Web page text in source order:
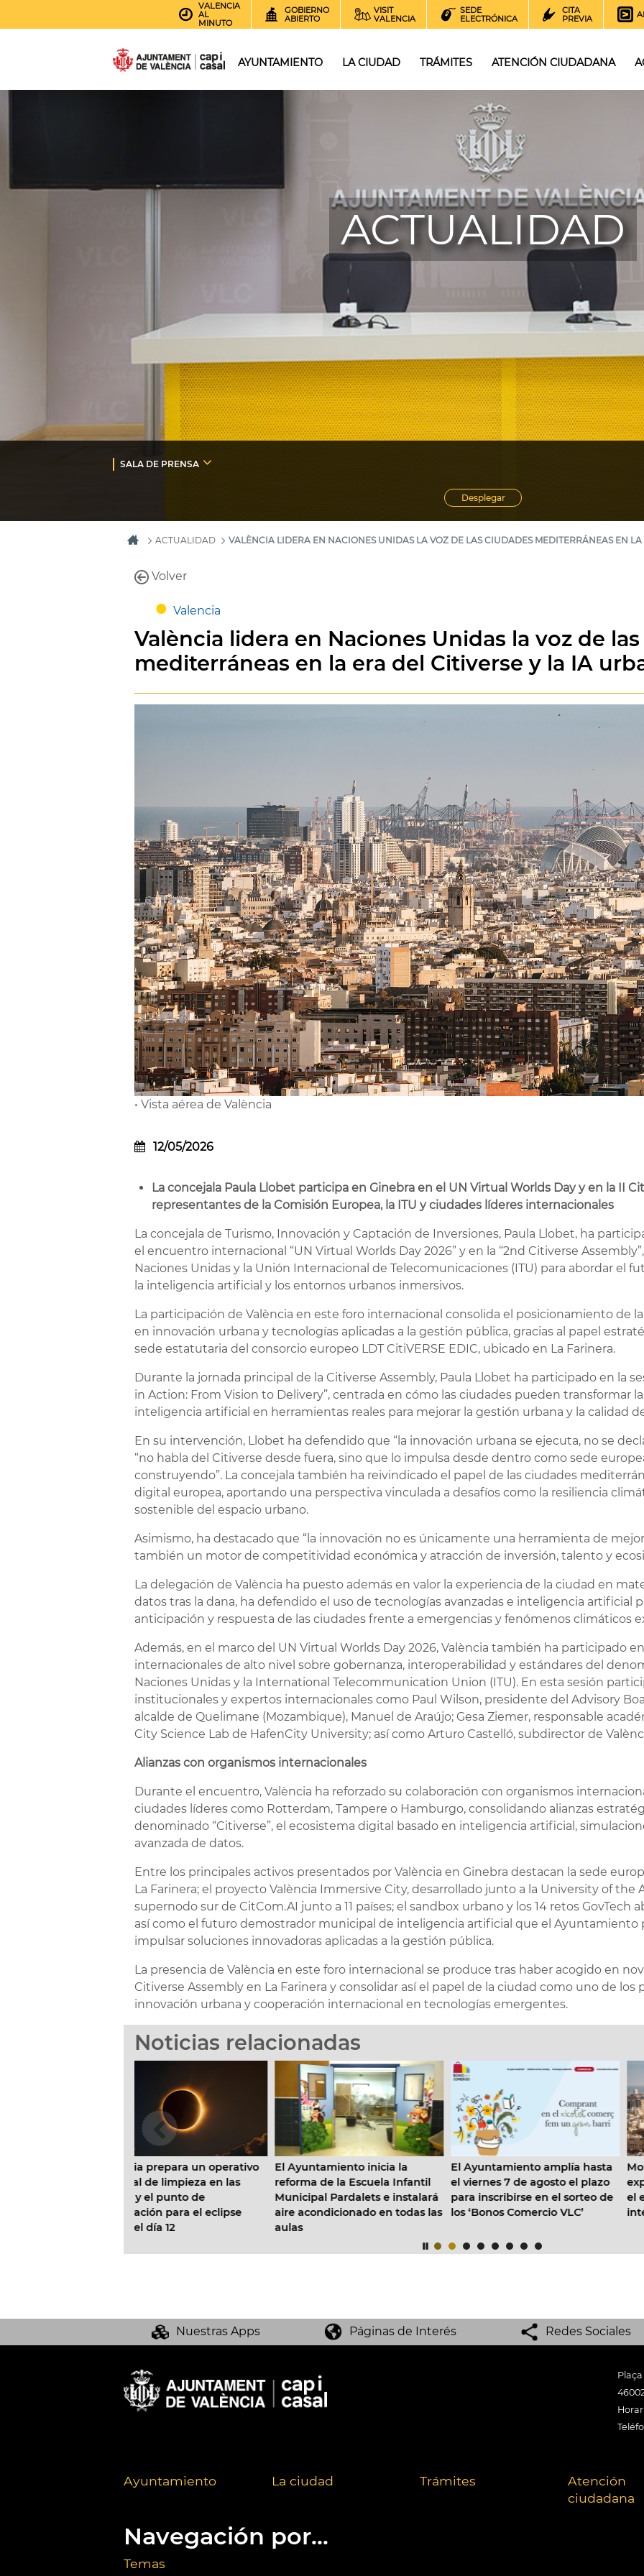
VALENCIA
AL
MINUTO
GOBIERNO
ABIERTO
VISIT
VALENCIA
SEDE
ELECTRÓNICA
CITA
PREVIA
AYUNTAMIENTO LA CIUDAD TRÁMITES ATENCIÓN CIUDADANA
ACTUALIDAD
SALA DE PRENSA
Desplegar
ACTUALIDAD VALÈNCIA LIDERA EN NACIONES UNIDAS LA VOZ DE LAS CIUDADES MEDITERRÁNEAS EN
Volver
Valencia
València lidera en Naciones Unidas la voz de
mediterráneas en la era del Citiverse y la IA
• Vista aérea de València
12/05/2026
La concejala Paula Llobet participa en Ginebra en el UN Virtual Worlds Day y en la II
representantes de la Comisión Europea, la ITU y ciudades líderes internacionales
La concejala de Turismo, Innovación y Captación de Inversiones, Paula Llobet, ha
el encuentro internacional “UN Virtual Worlds Day 2026” y en la “2nd Citiverse
Naciones Unidas y la Unión Internacional de Telecomunicaciones (ITU) para abordar el
la inteligencia artificial y los entornos urbanos inmersivos.
La participación de València en este foro internacional consolida el posicionamiento de
en innovación urbana y tecnologías aplicadas a la gestión pública, gracias al papel
sede estatutaria del consorcio europeo LDT CitiVERSE EDIC, ubicado en La Farinera.
Durante la jornada principal de la Citiverse Assembly, Paula Llobet ha participado en la
in Action: From Vision to Delivery”, centrada en cómo las ciudades pueden transformar
inteligencia artificial en herramientas reales para mejorar la gestión urbana y la calidad
En su intervención, Llobet ha defendido que “la innovación urbana se ejecuta, no se
“no habla del Citiverse desde fuera, sino que lo impulsa desde dentro como sede
construyendo”. La concejala también ha reivindicado el papel de las ciudades
digital europea, aportando una perspectiva vinculada a desafíos como la resiliencia
sostenible del espacio urbano.
Asimismo, ha destacado que “la innovación no es únicamente una herramienta de
también un motor de competitividad económica y atracción de inversión, talento y
La delegación de València ha puesto además en valor la experiencia de la ciudad en
datos tras la dana, ha defendido el uso de tecnologías avanzadas e inteligencia artificial
anticipación y respuesta de las ciudades frente a emergencias y fenómenos climáticos
Además, en el marco del UN Virtual Worlds Day 2026, València también ha participado
internacionales de alto nivel sobre gobernanza, interoperabilidad y estándares del
Naciones Unidas y la International Telecommunication Union (ITU). En esta sesión
institucionales y expertos internacionales como Paul Wilson, presidente del Advisory
alcalde de Quelimane (Mozambique), Manuel de Araújo; Gesa Ziemer, responsable
City Science Lab de HafenCity University; así como Arturo Castelló, subdirector de
Alianzas con organismos internacionales
Durante el encuentro, València ha reforzado su colaboración con organismos
ciudades líderes como Rotterdam, Tampere o Hamburgo, consolidando alianzas
denominado “Citiverse”, el ecosistema digital basado en inteligencia artificial,
avanzada de datos.
Entre los principales activos presentados por València en Ginebra destacan la sede
La Farinera; el proyecto València Immersive City, desarrollado junto a la University of the
supernodo sur de CitCom.AI junto a 11 países; el sandbox urbano y los 14 retos GovTech
así como el futuro demostrador municipal de inteligencia artificial que el Ayuntamiento
impulsar soluciones innovadoras aplicadas a la gestión pública.
La presencia de València en este foro internacional se produce tras haber acogido en
Citiverse Assembly en La Farinera y consolidar así el papel de la ciudad como uno de
innovación urbana y cooperación internacional en tecnologías emergentes.
Noticias relacionadas
El Ayuntamiento inicia la
reforma de la Escuela Infantil
Municipal Pardalets e instalará
aire acondicionado en todas las
aulas
El Ayuntamiento amplía hasta
el viernes 7 de agosto el plazo
para inscribirse en el sorteo de
los ‘Bonos Comercio VLC’
Moneycorp elige València
expandir su actividad y
el ecosistema financiero
internacional de la ciudad
Nuestras Apps Páginas de Interés Redes Sociales
Ayuntamiento La ciudad Trámites
Atención
ciudadana
Navegación por...
Temas